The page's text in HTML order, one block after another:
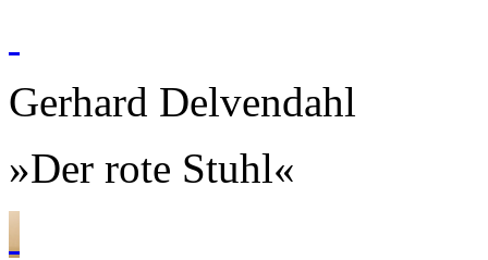
Gerhard Delvendahl
»Der rote Stuhl«